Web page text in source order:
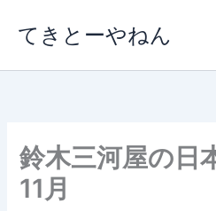
ス
てきとーやねん
鈴木三河屋の日
11月